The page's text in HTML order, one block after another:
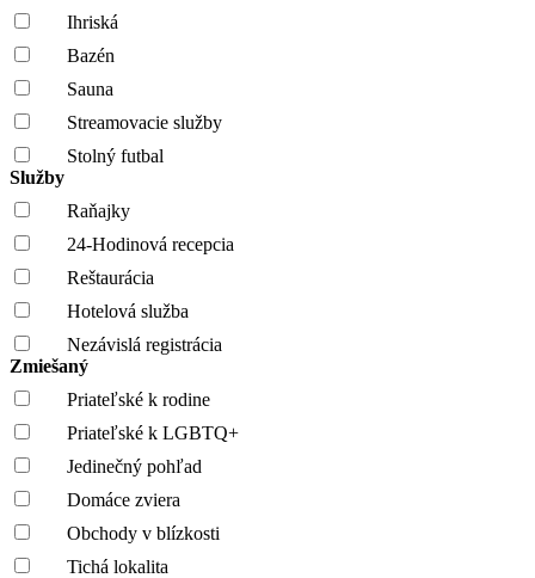
Ihriská
Bazén
Sauna
Streamovacie služby
Stolný futbal
Služby
Raňajky
24-Hodinová recepcia
Reštaurácia
Hotelová služba
Nezávislá registrácia
Zmiešaný
Priateľské k rodine
Priateľské k LGBTQ+
Jedinečný pohľad
Domáce zviera
Obchody v blízkosti
Tichá lokalita